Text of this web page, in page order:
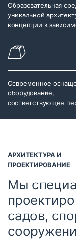
Образовательная
уникальной
концепции в
Современное
оборудование,
соответствующее
АРХИТЕКТУРА И
ПРОЕКТИРОВАНИЕ
Мы
садов,